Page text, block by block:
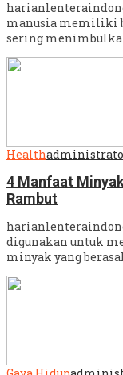
manusia memiliki
sering
Health
4 Manfaat
Rambut
digunakan untuk
minyak yang